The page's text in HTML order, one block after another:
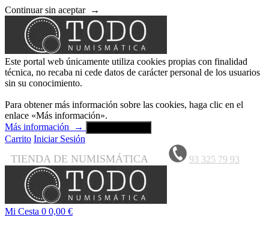
Continuar sin aceptar →
Este portal web únicamente utiliza cookies propias con finalidad
técnica, no recaba ni cede datos de carácter personal de los usuarios
sin su conocimiento.
Para obtener más información sobre las cookies, haga clic en el
enlace «Más información».
Más información
→
Carrito Iniciar Sesión
TIENDA DE NUMISMÁTICA 93 325 79 93
Mi Cesta 0 0,00 €